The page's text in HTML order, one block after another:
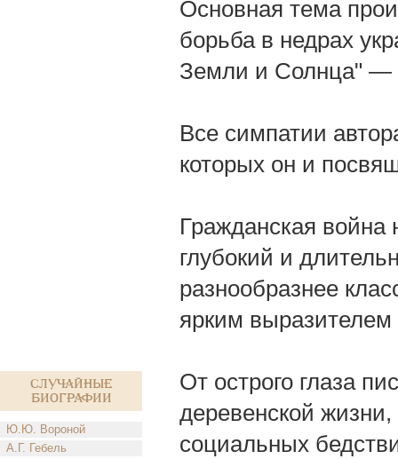
Случайные
биографии
Ю.Ю. Вороной
А.Г. Гебель
Основная тема
борьба в недрах
Земли и Солнца" —
Все симпатии
которых он и
Гражданская война
глубокий и
разнообразнее
ярким
От острого глаза
деревенской
социальных